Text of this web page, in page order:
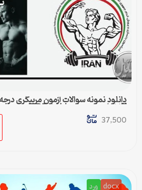
آقایان) + پاسخنامه | فایل PDF
37,500
docx ورد